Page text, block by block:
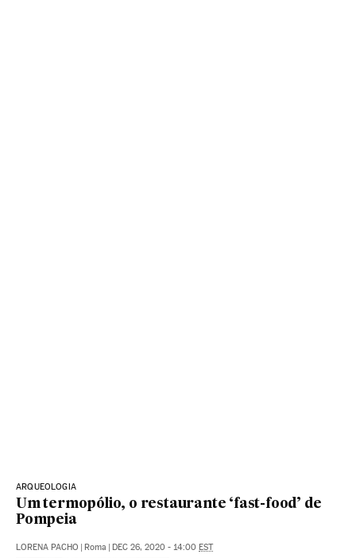
ARQUEOLOGIA
Um termopólio, o restaurante ‘fast-food’ de
Pompeia
LORENA PACHO | Roma | DEC 26, 2020 - 14:00 EST